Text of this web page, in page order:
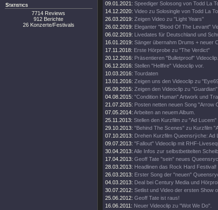
Statistics
7714 Reviews
912 Berichte
26 Konzerte/Festivals
09.01.2021: Speediger Solosong von Todd La
14.12.2020: Video zu Solosingle von Todd La
26.03.2019: Zeigen Video zu "Light Years"
26.02.2019: Eleganter "Blood Of The Levant"
06.02.2019: Livedates für Deutschland und
16.01.2019: Sänger übernahm Drums + neuer
17.11.2018: Erste Hörprobe zu "The Verdict"
20.12.2016: Präsentieren "Bulletproof" Videoclip.
06.12.2016: Stellen "Hellfire" Videoclip vor.
10.03.2016: Tourdaten
13.01.2016: Zeigen uns den Videoclip zu
05.09.2015: Zeigen den Videoclip zu
04.08.2015: "Condition Human" Artwork und
21.07.2015: Posten netten neuen Song "Arrow
07.05.2014: Arbeiten an neuem Album.
25.11.2013: Stellen den Kurzfilm zu "Ad Lucem"
29.10.2013: "Behind The Scenes" zu Kurzfilm
07.10.2013: Drehen Kurzfilm Queensrÿche: Ad
09.07.2013: "Fallout" Videoclip mit RHF-
30.04.2013: Alle Infos zur selbstbetitelten
17.04.2013: Geoff Tate "sein" neues
28.03.2013: Headlinen das Rock Hard Festival!
26.03.2013: Erster Song der "neuen"
04.03.2013: Deal bei Century Media und
30.07.2012: Setlist und Video der ersten Show
25.06.2012: Geoff Tate ist raus!
16.06.2011: Neuer Videoclip zu "Wot We Do".